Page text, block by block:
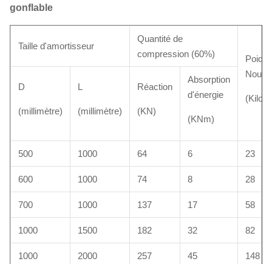
gonflable
Taille d'amortisseur
Quantité de
compression (60%)
Poids
D
(millimètre)
L
(millimètre)
Réaction
(KN)
Absorption
d'énergie
(KNm)
500 1000 64 6 23
600 1000 74 8 28
700 1000 137 17 58
1000 1500 182 32 82
1000 2000 257 45 148